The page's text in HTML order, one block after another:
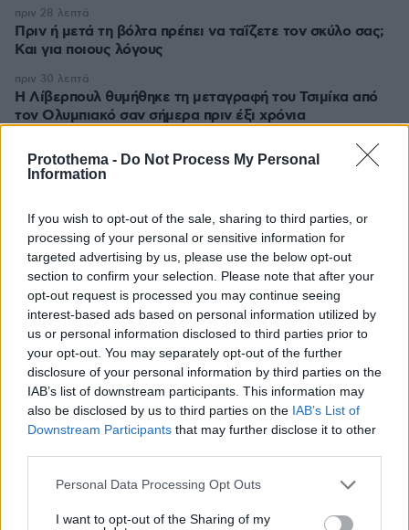
Protothema - Do Not Process My Personal
Information
If you wish to opt-out of the sale, sharing to third parties, or
processing of your personal or sensitive information for
targeted advertising by us, please use the below opt-out
section to confirm your selection. Please note that after your
opt-out request is processed you may continue seeing
interest-based ads based on personal information utilized by
us or personal information disclosed to third parties prior to
your opt-out. You may separately opt-out of the further
disclosure of your personal information by third parties on the
IAB’s list of downstream participants. This information may
also be disclosed by us to third parties on the IAB’s List of
Downstream Participants that may further disclose it to other
Please note that this website/app uses one or more Google
not limited to your visit or usage behaviour. You may click to
Personal Data Processing Opt Outs
I want to opt-out of the Sharing of my
Πριν ή μετά τη βόλτα πρέπει να ταΐζετε τον σκύλο σας;
Και για ποιους λόγους
πριν 28 λεπτά
Η Λίβερπουλ θυμήθηκε τη μεταγραφή του Τσιμίκα από
τον Ολυμπιακό σαν σήμερα πριν έξι χρόνια
πριν 30 λεπτά
ΔΕΙΤΕ ΟΛΕΣ ΤΙΣ ΕΙΔΗΣΕΙΣ
ΤΑ ΠΙΟ ΔΗΜΟΦΙΛΗ